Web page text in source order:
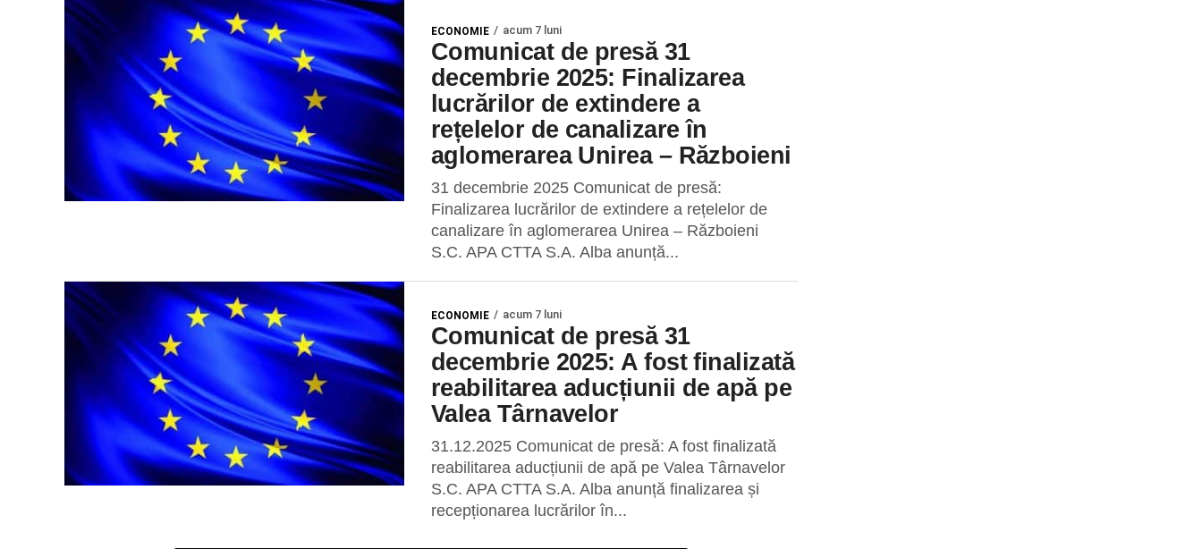
ECONOMIE acum 7 luni
Comunicat de presă 31
decembrie 2025: Finalizarea
lucrărilor de extindere a
rețelelor de canalizare în
aglomerarea Unirea – Războieni
31 decembrie 2025 Comunicat de presă:
Finalizarea lucrărilor de extindere a rețelelor de
canalizare în aglomerarea Unirea – Războieni
S.C. APA CTTA S.A. Alba anunță...
ECONOMIE acum 7 luni
Comunicat de presă 31
decembrie 2025: A fost finalizată
reabilitarea aducțiunii de apă pe
Valea Târnavelor
31.12.2025 Comunicat de presă: A fost finalizată
reabilitarea aducțiunii de apă pe Valea Târnavelor
S.C. APA CTTA S.A. Alba anunță finalizarea și
recepționarea lucrărilor în...